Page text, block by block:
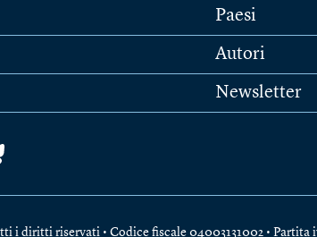
Paesi
Autori
Newsletter
i diritti riservati • Codice fiscale 04003131002 • Partita